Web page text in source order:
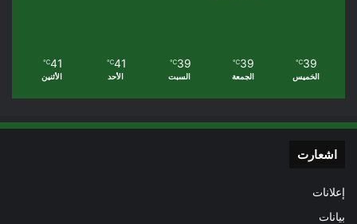
39
℃
الخميس
39
℃
الجمعة
39
℃
السبت
41
℃
الأحد
41
℃
الأثنين
اشعارت
إعلانات
بيانات